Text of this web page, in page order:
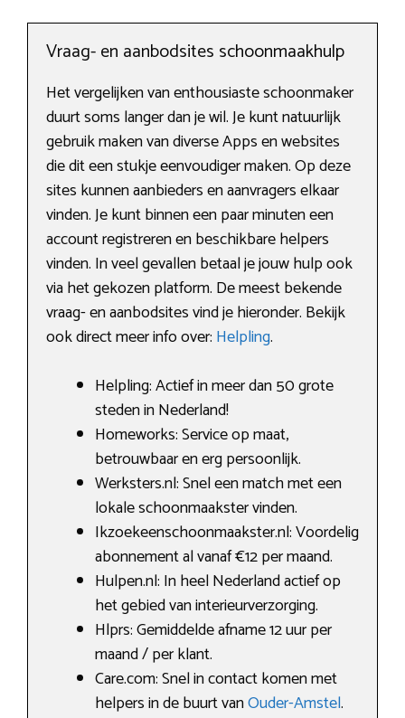
Vraag- en aanbodsites schoonmaakhulp
Het vergelijken van enthousiaste schoonmaker
duurt soms langer dan je wil. Je kunt natuurlijk
gebruik maken van diverse Apps en websites
die dit een stukje eenvoudiger maken. Op deze
sites kunnen aanbieders en aanvragers elkaar
vinden. Je kunt binnen een paar minuten een
account registreren en beschikbare helpers
vinden. In veel gevallen betaal je jouw hulp ook
via het gekozen platform. De meest bekende
vraag- en aanbodsites vind je hieronder. Bekijk
ook direct meer info over: Helpling.
Helpling: Actief in meer dan 50 grote
steden in Nederland!
Homeworks: Service op maat,
betrouwbaar en erg persoonlijk.
Werksters.nl: Snel een match met een
lokale schoonmaakster vinden.
Ikzoekeenschoonmaakster.nl: Voordelig
abonnement al vanaf €12 per maand.
Hulpen.nl: In heel Nederland actief op
het gebied van interieurverzorging.
Hlprs: Gemiddelde afname 12 uur per
maand / per klant.
Care.com: Snel in contact komen met
helpers in de buurt vanOuder-Amstel.